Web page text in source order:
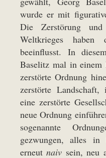
wurde er mit
Die Zerstörung
Weltkrieges haben
beeinflusst. In
Baselitz mal in
zerstörte Ordnung
zerstörte
eine zerstörte
neue Ordnung
sogenannte
gezwungen, alles in
erneutnaiv sein, neu